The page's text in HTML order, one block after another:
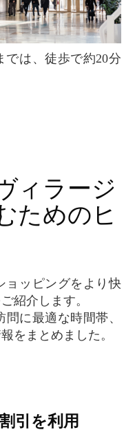
ためのヒ
紹介します。
問に最適な時間帯、
をまとめました。
引を利用